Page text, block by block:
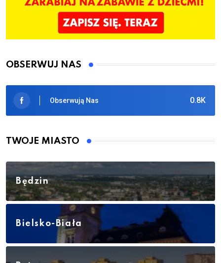
OBSERWUJ NAS
0.8K
Obserwują Nas
TWOJE MIASTO
Będzin
Bielsko-Biała